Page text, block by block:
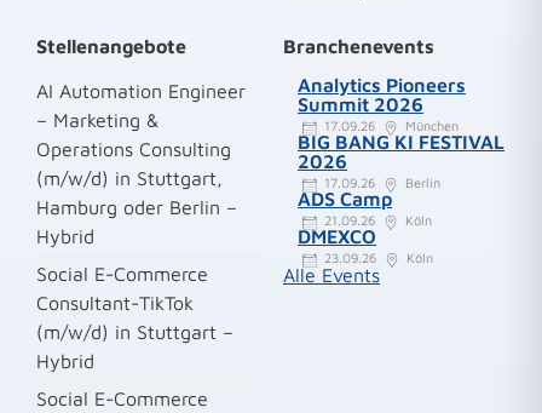
Stellenangebote
AI Automation Engineer
– Marketing &
Operations Consulting
(m/w/d) in Stuttgart,
Hamburg oder Berlin –
Hybrid
Social E-Commerce
Consultant-TikTok
(m/w/d) in Stuttgart –
Hybrid
Social E-Commerce
Branchenevents
Analytics Pioneers
Summit 2026
17.09.26 München
BIG BANG KI FESTIVAL
2026
17.09.26 Berlin
ADS Camp
21.09.26 Köln
DMEXCO
23.09.26 Köln
Alle Events